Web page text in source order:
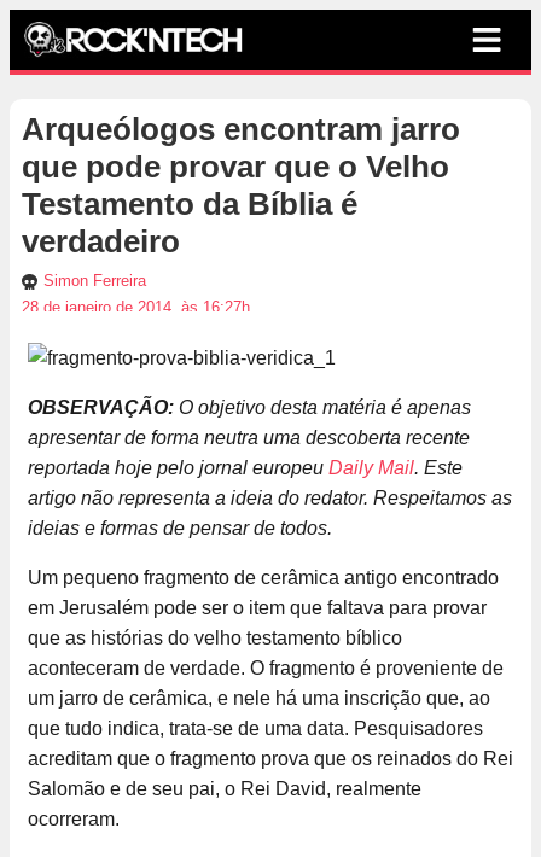
Arqueólogos encontram jarro
que pode provar que o Velho
Testamento da Bíblia é
verdadeiro
Simon Ferreira
28 de janeiro de 2014, às 16:27h
OBSERVAÇÃO: O objetivo desta matéria é apenas
apresentar de forma neutra uma descoberta recente
reportada hoje pelo jornal europeu Daily Mail. Este
artigo não representa a ideia do redator. Respeitamos as
ideias e formas de pensar de todos.
Um pequeno fragmento de cerâmica antigo encontrado
em Jerusalém pode ser o item que faltava para provar
que as histórias do velho testamento bíblico
aconteceram de verdade. O fragmento é proveniente de
um jarro de cerâmica, e nele há uma inscrição que, ao
que tudo indica, trata-se de uma data. Pesquisadores
acreditam que o fragmento prova que os reinados do Rei
Salomão e de seu pai, o Rei David, realmente
ocorreram.